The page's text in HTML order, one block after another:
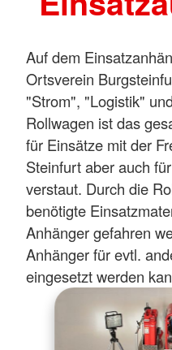
Auf dem
Ortsverein
"Strom", "Logistik"
Rollwagen ist das
für Einsätze mit der
Steinfurt aber auch
verstaut. Durch die
benötigte
Anhänger gefahren
Anhänger für evtl.
eingesetzt werden